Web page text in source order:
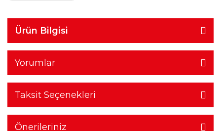
Ürün Bilgisi
Yorumlar
Taksit Seçenekleri
Önerileriniz